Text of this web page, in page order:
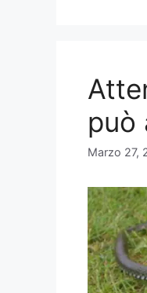
può
Marzo 27,